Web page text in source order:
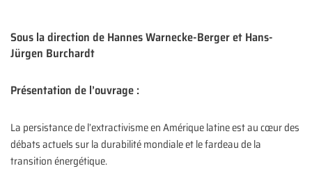
Sous la direction de Hannes Warnecke-Berger et Hans-
Jürgen Burchardt
Présentation de l’ouvrage :
La persistance de l’extractivisme en Amérique latine est au cœur des
débats actuels sur la durabilité mondiale et le fardeau de la
transition énergétique.